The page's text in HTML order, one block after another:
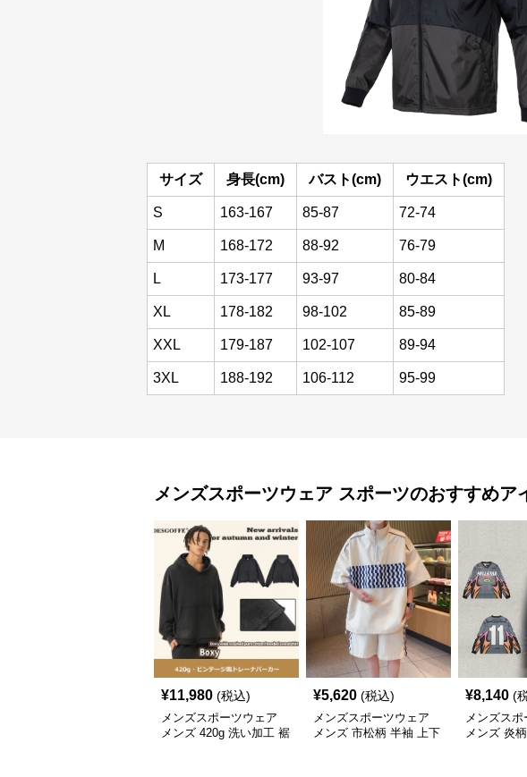
サイズ 身長(cm) バスト(cm) ウエスト(cm)
S 163-167 85-87 72-74
M 168-172 88-92 76-79
L 173-177 93-97 80-84
XL 178-182 98-102 85-89
XXL 179-187 102-107 89-94
3XL 188-192 106-112 95-99
メンズスポーツウェア スポーツのおすすめア
¥11,980 (税込)
メンズスポーツウェア
メンズ 420g 洗い加工 裾
¥5,620 (税込)
メンズスポーツウェア
メンズ 市松柄 半袖 上下
¥8,140 (
メンズス
メンズ 炎